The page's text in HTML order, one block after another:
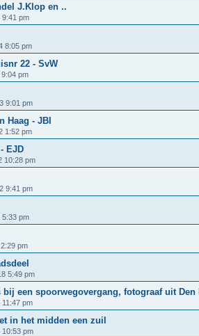
J.Klop en ..
9:41 pm
8:05 pm
22 - SvW
pm
9:01 pm
Haag - JBI
1:52 pm
EJD
10:28 pm
9:41 pm
5:33 pm
pm
5:49 pm
een spoorwegovergang, fotograaf uit Den
11:47 pm
in het midden een zuil
pm